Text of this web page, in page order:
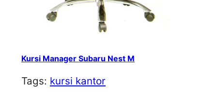
Kursi Manager Subaru Nest M
Tags: kursi kantor